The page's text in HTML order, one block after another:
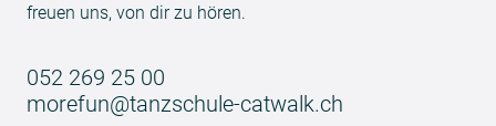
freuen uns, von dir zu hören.
052 269 25 00
morefun@tanzschule-catwalk.ch